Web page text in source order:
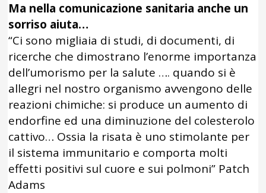
Ma nella comunicazione sanitaria anche un
sorriso aiuta…
“Ci sono migliaia di studi, di documenti, di
ricerche che dimostrano l’enorme importanza
dell’umorismo per la salute …. quando si è
allegri nel nostro organismo avvengono delle
reazioni chimiche: si produce un aumento di
endorfine ed una diminuzione del colesterolo
cattivo… Ossia la risata è uno stimolante per
il sistema immunitario e comporta molti
effetti positivi sul cuore e sui polmoni” Patch
Adams